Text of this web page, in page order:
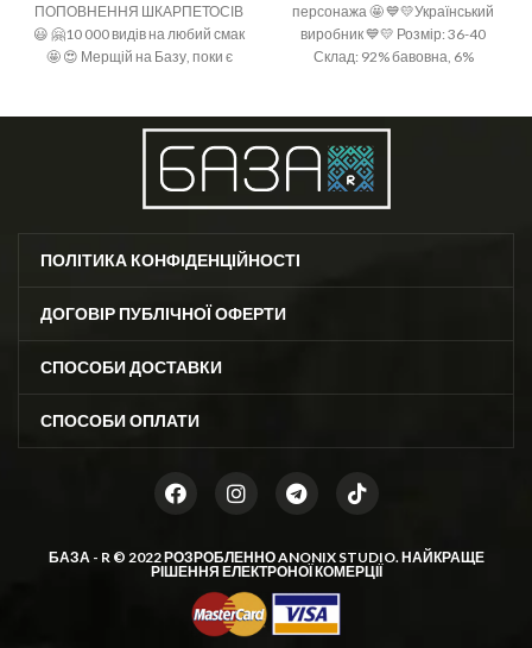
ПОПОВНЕННЯ ШКАРПЕТОСІВ
😃 🤗10 000 видів на любий смак
🤩 😍 Мерщій на Базу, поки є
персонажа 🤩 💙💛Український
виробник 💙💛 Розмір: 36-40
Склад: 92% бавовна, 6%
ПОЛІТИКА КОНФІДЕНЦІЙНОСТІ
ДОГОВІР ПУБЛІЧНОЇ ОФЕРТИ
СПОСОБИ ДОСТАВКИ
СПОСОБИ ОПЛАТИ
БАЗА - R © 2022 РОЗРОБЛЕННОANONIX STUDIO. НАЙКРАЩЕ
РІШЕННЯ ЕЛЕКТРОНОЇ КОМЕРЦІЇ